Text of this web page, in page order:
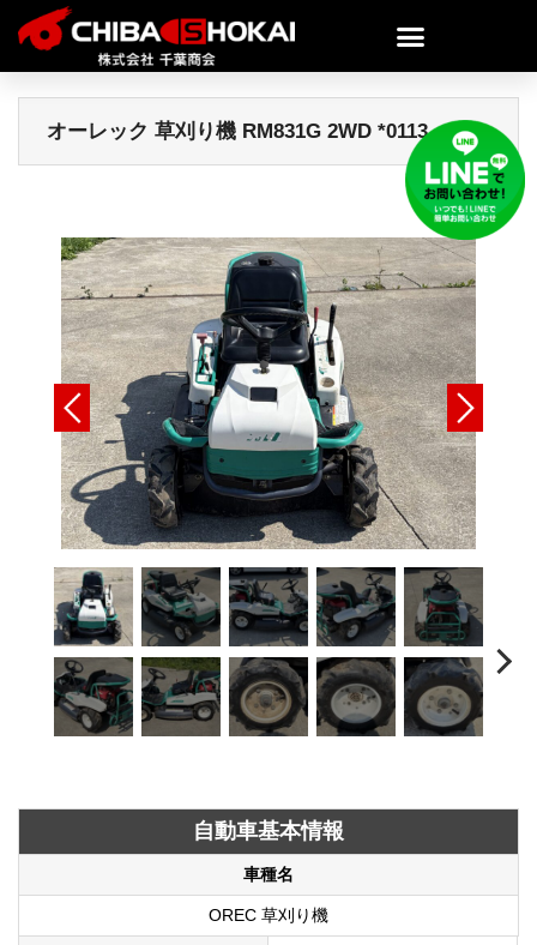
オーレック 草刈り機 RM831G 2WD *0113
自動車基本情報
車種名
OREC 草刈り機